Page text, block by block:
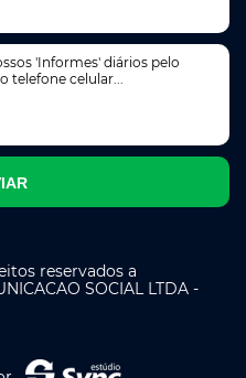
reservados a
SOCIAL LTDA -